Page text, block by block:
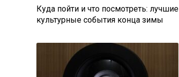
Куда пойти и что посмотреть: лучшие
культурные события конца зимы